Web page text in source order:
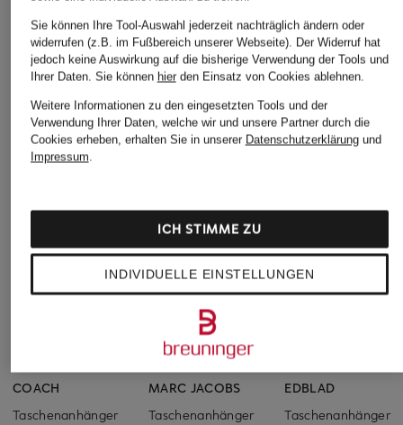
COACH
Taschenanhänger
MARC JACOBS
Taschenanhänger
EDBLAD
Taschenanhänger
Sie können Ihre Tool-Auswahl jederzeit nachträglich ändern oder
widerrufen (z.B. im Fußbereich unserer Webseite). Der Widerruf hat
jedoch keine Auswirkung auf die bisherige Verwendung der Tools und
Ihrer Daten. Sie können hierden Einsatz von Cookies ablehnen.
Weitere Informationen zu den eingesetzten Tools und der
Verwendung Ihrer Daten, welche wir und unsere Partner durch die
Cookies erheben, erhalten Sie in unserer Datenschutzerklärungund
Impressum.
INDIVIDUELLE EINSTELLUNGEN
ICH STIMME ZU